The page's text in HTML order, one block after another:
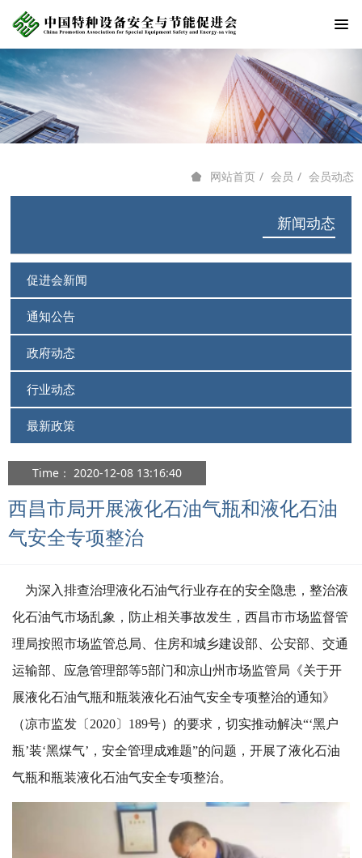
新闻动态
促进会新闻
通知公告
政府动态
行业动态
最新政策
网站首页 会员 会员动态
Time： 2020-12-08 13:16:40
西昌市局开展液化石油气瓶和液化石油
气安全专项整治
为深入排查治理液化石油气行业存在的安全隐患，整治液
化石油气市场乱象，防止相关事故发生，西昌市市场监督管
理局按照市场监管总局、住房和城乡建设部、公安部、交通
运输部、应急管理部等5部门和凉山州市场监管局《关于开
展液化石油气瓶和瓶装液化石油气安全专项整治的通知》
（凉市监发〔2020〕189号）的要求，切实推动解决“‘黑户
瓶’装‘黑煤气’，安全管理成难题”的问题，开展了液化石油
气瓶和瓶装液化石油气安全专项整治。